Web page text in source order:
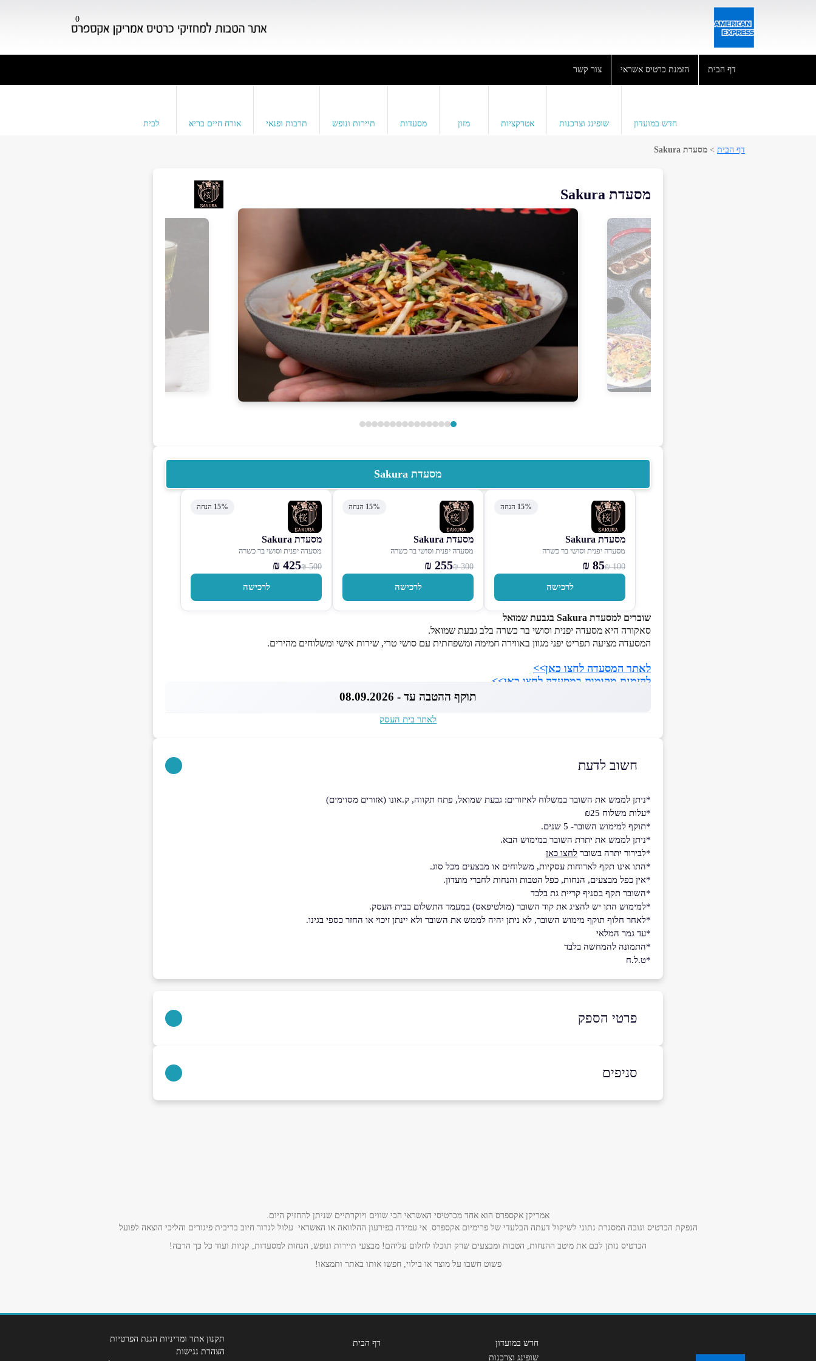
0
דף הבית הזמנת כרטיס אשראי צור קשר
חדש במועדון שופינג וצרכנות אטרקציות מזון מסעדות תיירות ונופש תרבות ופנאי אורח חיים בריא לבית
דף הבית > מסעדת Sakura
מסעדת Sakura
מסעדת Sakura
15% הנחה
מסעדת Sakura
מסעדה יפנית וסושי בר כשרה
100 ₪
85 ₪
לרכישה
15% הנחה
מסעדת Sakura
מסעדה יפנית וסושי בר כשרה
300 ₪
255 ₪
לרכישה
15% הנחה
מסעדת Sakura
מסעדה יפנית וסושי בר כשרה
500 ₪
425 ₪
לרכישה
שוברים למסעדת Sakura בגבעת שמואל
סאקורה היא מסעדה יפנית וסושי בר כשרה בלב גבעת שמואל.
המסעדה מציעה תפריט יפני מגוון באווירה חמימה ומשפחתית עם סושי טרי, שירות אישי ומשלוחים מהירים.
לאתר המסעדה לחצו כאן>>
להזמנת מקומות במסעדה לחצו כאן>>
תוקף ההטבה עד - 08.09.2026
לאתר בית העסק
חשוב לדעת
*ניתן לממש את השובר במשלוח לאיזורים: גבעת שמואל, פתח תקווה, ק.אונו (אזורים מסוימים)
*עלות משלוח ₪25
*תוקף למימוש השובר- 5 שנים.
*ניתן לממש את יתרת השובר במימוש הבא.
*לבירור יתרה בשובר לחצו כאן
*התו אינו תקף לארוחות עסקיות, משלוחים או מבצעים מכל סוג.
*אין כפל מבצעים, הנחות, כפל הטבות והנחות לחברי מועדון.
*השובר תקף בסניף קריית גת בלבד
*למימוש התו יש להציג את קוד השובר (מולטיפאס) במעמד התשלום בבית העסק.
*לאחר חלוף תוקף מימוש השובר, לא ניתן יהיה לממש את השובר ולא יינתן זיכוי או החזר כספי בגינו.
*עד גמר המלאי
*התמונה להמחשה בלבד
*ט.ל.ח
פרטי הספק
באתר
אנא חזרו אלי בקשר ל...
סניפים
גבעת שמואל
אמריקן אקספרס הוא אחד מכרטיסי האשראי הכי שווים ויוקרתיים שניתן להחזיק היום.
הנפקת הכרטיס וגובה המסגרת נתוני לשיקול דעתה הבלעדי של פרימיום אקספרס. אי עמידה בפירעון ההלוואה או האשראי עלול לגרור חיוב בריבית פיגורים והליכי הוצאה לפועל
הכרטיס נותן לכם את מיטב ההנחות, הטבות ומבצעים שרק תוכלו לחלום עליהם! מבצעי תיירות ונופש, הנחות למסעדות, קניות ועוד כל כך הרבה!
פשוט חשבו על מוצר או בילוי, חפשו אותו באתר ותמצאו!
חדש במועדון
שופינג וצרכנות
דף הבית
תקנון אתר ומדיניות הגנת הפרטיות
הצהרת נגישות